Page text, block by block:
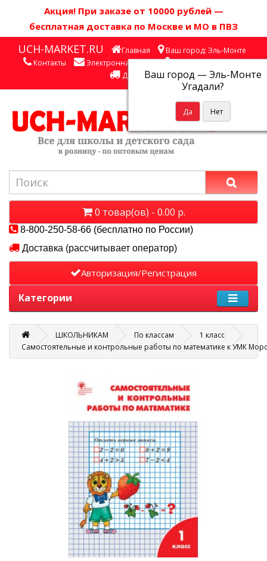
Акция! При заказе от 10000 рублей —
бесплатная доставка по Москве и МО в ПВЗ
UCH-MARKET.RU Главная Ваш город: Эль-Монте
Ваш город —Эль-Монте
Угадали?
Контакты Электронная почта
Личный кабинет
Доставка
0 товар(ов) - 0.00 р.
8-800-250-58-66 (бесплатно по России)
Доставка (рассчитывает оператор)
Авторизация/Регистрация
Категории
ШКОЛЬНИКАМ По классам
1 класс
Самостоятельные и контрольные работы по математике к УМК